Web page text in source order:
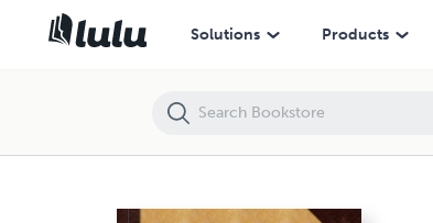
Solutions Products
♥ Cahier d'aventures en solo (pages à petits carreaux)